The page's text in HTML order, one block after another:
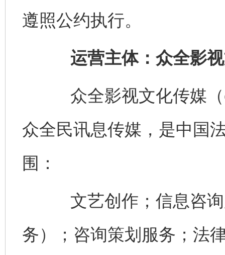
遵照公约执行。
运营主体：众全影视
众全影视文化传媒（
众全民讯息传媒，是中国
围：
文艺创作；信息咨询
务）；咨询策划服务；法